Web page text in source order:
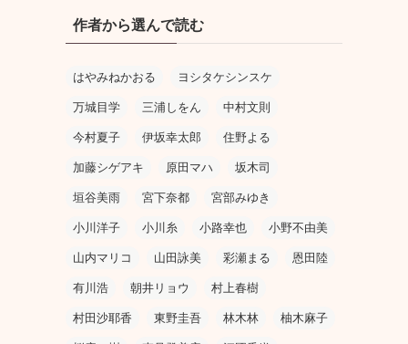
作者から選んで読む
はやみねかおる ヨシタケシンスケ
万城目学 三浦しをん 中村文則
今村夏子 伊坂幸太郎 住野よる
加藤シゲアキ 原田マハ 坂木司
垣谷美雨 宮下奈都 宮部みゆき
小川洋子 小川糸 小路幸也 小野不由美
山内マリコ 山田詠美 彩瀬まる 恩田陸
有川浩 朝井リョウ 村上春樹
村田沙耶香 東野圭吾 林木林 柚木麻子